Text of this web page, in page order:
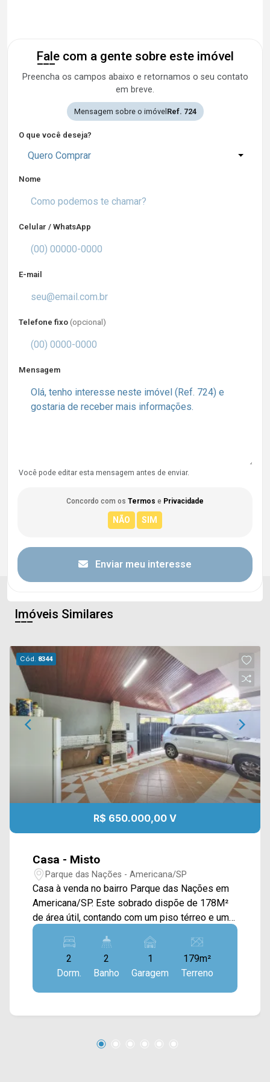
Fale com a gente sobre este imóvel
Preencha os campos abaixo e retornamos o seu contato
em breve.
Mensagem sobre o imóvel Ref. 724
O que você deseja?
Quero Comprar
Nome
Celular / WhatsApp
E-mail
Telefone fixo (opcional)
Mensagem
Você pode editar esta mensagem antes de enviar.
Concordo com os Termos e Privacidade
Enviar meu interesse
Imóveis Similares
Cód. 8344
R$ 650.000,00 V
Casa - Misto
Parque das Nações - Americana/SP
Casa à venda no bairro Parque das Nações em
Americana/SP. Este sobrado dispõe de 178M²
de área útil, contando com um piso térreo e um
piso superior. Na parte térrea, possui recepção,
sala de espera com banheiro, 02 salas
privativas, cozinha e área de serviço. Oferece
acabamento com piso frio e fachada com grade
e blindex. No piso superior conta com sala de
americana e planejada, sacada, escritório com
um espaço gourmet com churrasqueira e
2
Dorm.
2
Banho
1
Garagem
179m²
Terreno